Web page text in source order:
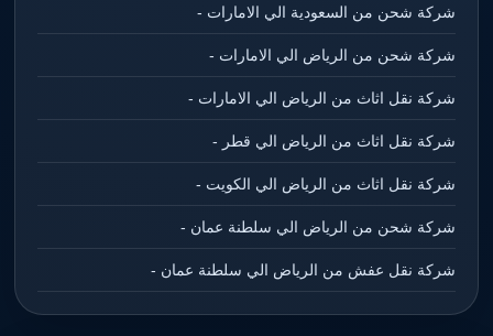
شركة شحن من السعودية الي الامارات -
شركة شحن من الرياض الي الامارات -
شركة نقل اثاث من الرياض الي الامارات -
شركة نقل اثاث من الرياض الي قطر -
شركة نقل اثاث من الرياض الي الكويت -
شركة شحن من الرياض الي سلطنة عمان -
شركة نقل عفش من الرياض الي سلطنة عمان -